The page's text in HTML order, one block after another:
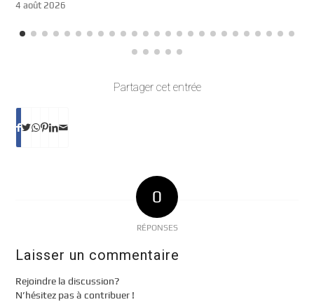
4 août 2026
Partager cet entrée
0
RÉPONSES
Laisser un commentaire
Rejoindre la discussion?
N’hésitez pas à contribuer !